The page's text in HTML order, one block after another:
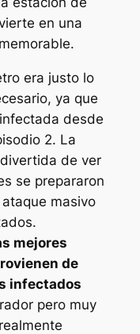
en una
era justo lo
ya que
desde
2. La
de ver
se prepararon
masivo
mejores
de
infectados
pero muy